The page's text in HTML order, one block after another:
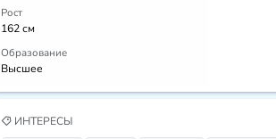
Рост
162 см
Образование
Высшее
ИНТЕРЕСЫ